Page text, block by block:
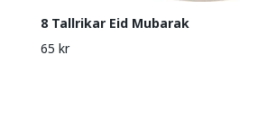
8 Tallrikar Eid Mubarak
65 kr